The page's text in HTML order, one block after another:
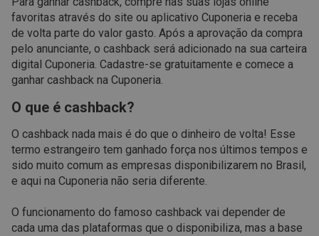
favoritas através do site ou aplicativo Cuponeria e receba
de volta parte do valor gasto. Após a aprovação da compra
pelo anunciante, o cashback será adicionado na sua carteira
digital Cuponeria. Cadastre-se gratuitamente e comece a
ganhar cashback na Cuponeria.
O que é cashback?
O cashback nada mais é do que o dinheiro de volta! Esse
termo estrangeiro tem ganhado força nos últimos tempos e
sido muito comum as empresas disponibilizarem no Brasil,
e aqui na Cuponeria não seria diferente.
O funcionamento do famoso cashback vai depender de
cada uma das plataformas que o disponibiliza, mas a base